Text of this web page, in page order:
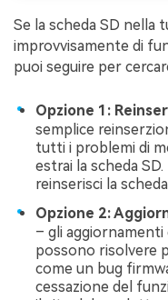
Se la scheda SD nella
improvvisamente di
puoi seguire per
Opzione 1:
semplice
tutti i problemi di
estrai la scheda
reinserisci la
Opzione 2:
– gli
possono risolvere
come un bug
cessazione del